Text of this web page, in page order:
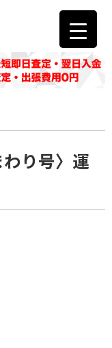
わり号〉運